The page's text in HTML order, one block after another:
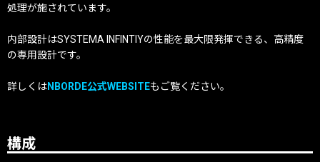
処理が施されています。
内部設計はSYSTEMA INFINTIYの性能を最大限発揮できる、高精度
の専用設計です。
詳しくはNBORDE公式WEBSITEもご覧ください。
構成